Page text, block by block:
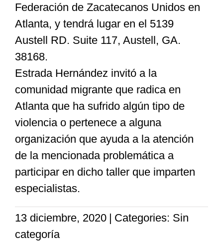
Federación de Zacatecanos Unidos en
Atlanta, y tendrá lugar en el 5139
Austell RD. Suite 117, Austell, GA.
38168.
Estrada Hernández invitó a la
comunidad migrante que radica en
Atlanta que ha sufrido algún tipo de
violencia o pertenece a alguna
organización que ayuda a la atención
de la mencionada problemática a
participar en dicho taller que imparten
especialistas.
13 diciembre, 2020 | Categories: Sin
categoría